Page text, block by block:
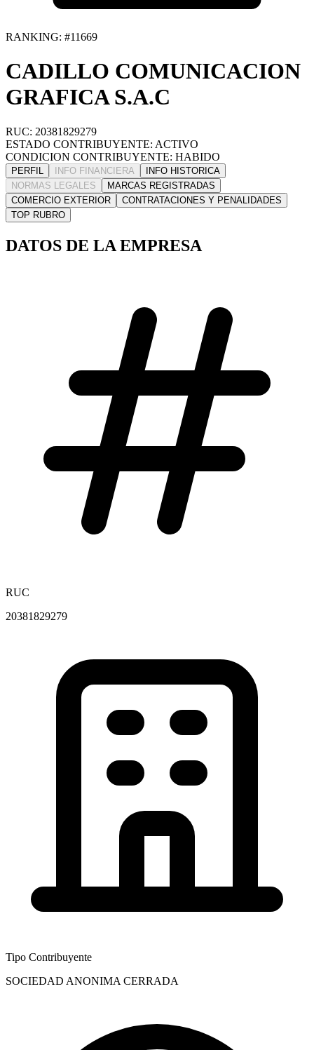
RANKING: #11669
CADILLO COMUNICACION
GRAFICA S.A.C
RUC: 20381829279
ESTADO CONTRIBUYENTE: ACTIVO
CONDICION CONTRIBUYENTE: HABIDO
PERFIL INFO FINANCIERA
INFO HISTORICA
NORMAS LEGALES
MARCAS REGISTRADAS
COMERCIO EXTERIOR
CONTRATACIONES Y PENALIDADES
TOP RUBRO
DATOS DE LA EMPRESA
RUC
20381829279
Tipo Contribuyente
SOCIEDAD ANONIMA CERRADA